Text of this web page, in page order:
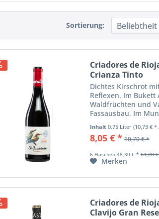
Sortierung:
Criadores de
Crianza Tinto
Dichtes Kirschrot
Reflexen. Im Bukett
Waldfrüchten und
Fassausbau. Im
rund mit feiner
Aromen reifer
Würznoten.
Inhalt 0.75 Liter (10,73 €
8,05 € * 10,70 € *
6 Flaschen 48,30 € * 64,20
Merken
Criadores de
Clavijo Gran